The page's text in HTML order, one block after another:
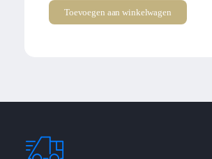
Toevoegen aan winkelwagen